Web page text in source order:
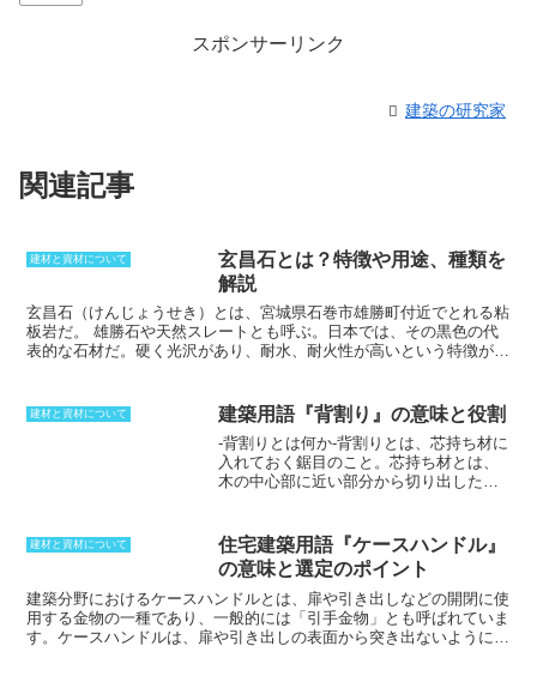
スポンサーリンク
建築の研究家
関連記事
建材と資材について
玄昌石とは？特徴や用途、種類を
解説
玄昌石（けんじょうせき）とは、宮城県石巻市雄勝町付近でとれる粘
板岩だ。
雄勝石や天然スレートとも呼ぶ。日本では、その黒色の代
表的な石材だ。硬く光沢があり、耐水、耐火性が高いという特徴があ
きる。表面に細かい模様が入っているという特徴を持つが、磨き加工
を施される場合もある。土足で歩く場所では土の汚れが目立ちやすい
という欠点がある。以前は屋根材としてよく使われていたが、化粧ス
レートが利用されるようになってからは屋根材としてはほとんど使わ
れていない。現在では、硯石としての利用と、床材として利用される
建材と資材について 建築用語『背割り』の意味と役割
-背割りとは何か-背割りとは、芯持ち材に
入れておく鋸目のこと 。芯持ち材とは、
木の中心部に近い部分から切り出した木
乾燥する過程で割れてしまうことが多
い。この割れを防ぐために、背割りが行
われる。背割りは、目つきと反対側に、
もとから末まで鋸目を入れることで行わ
れる。背割りの深さは、中心部に達する
深さまでにする。背割りの後は、 くさび
建材と資材について
住宅建築用語『ケースハンドル』
の意味と選定のポイント
建築分野におけるケースハンドルとは、扉や引き出しなどの開閉に使
用する金物の一種であり、一般的には「引手金物」とも呼ばれていま
す。ケースハンドルは、扉や引き出しの表面から突き出ないように、